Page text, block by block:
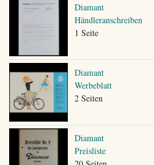
Diamant
Händleranschreiben
1 Seite
Diamant
Werbeblatt
2 Seiten
Diamant
Preisliste